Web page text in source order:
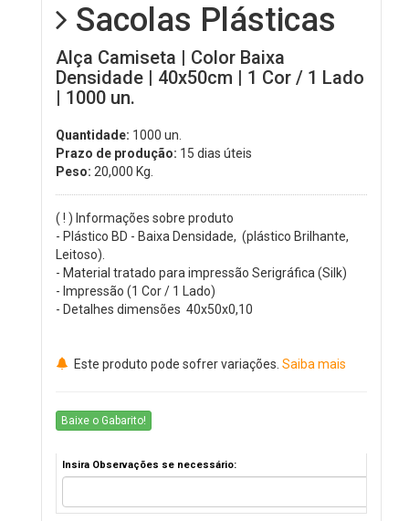
Sacolas Plásticas
Alça Camiseta | Color Baixa
Densidade | 40x50cm | 1 Cor / 1 Lado
| 1000 un.
Quantidade: 1000 un.
Prazo de produção: 15 dias úteis
Peso: 20,000 Kg.
( ! ) Informações sobre produto
- Plástico BD - Baixa Densidade, (plástico Brilhante,
Leitoso).
- Material tratado para impressão Serigráfica (Silk)
- Impressão (1 Cor / 1 Lado)
- Detalhes dimensões 40x50x0,10
Este produto pode sofrer variações. Saiba mais
Baixe o Gabarito!
Insira Observações se necessário: